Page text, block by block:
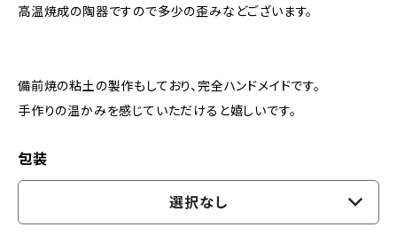
高温焼成の陶器ですので多少の歪みなどございます。
備前焼の粘土の製作もしており、完全ハンドメイドです。
手作りの温かみを感じていただけると嬉しいです。
包装
選択なし